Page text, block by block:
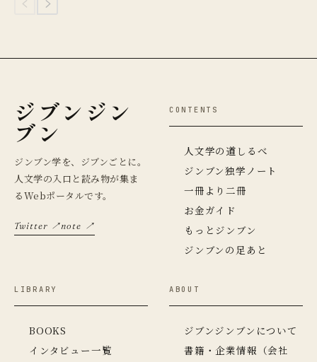
ジブンジン
ブン
ジンブン学を、ジブンごとに。
人文学の入口と読み物が集ま
るWebポータルです。
Twitter ↗note ↗
CONTENTS
人文学の道しるべ
ジンブン独学ノート
一冊より二冊
お金ガイド
もっとジンブン
ジンブンの足あと
LIBRARY
BOOKS
インタビュー一覧
ABOUT
ジブンジンブンについて
書籍・企業情報（会社